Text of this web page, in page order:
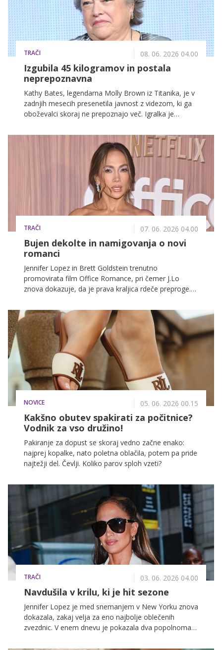
TRAČI 08. 06. 2026 04.00
Izgubila 45 kilogramov in postala
neprepoznavna
Kathy Bates, legendarna Molly Brown iz Titanika, je v
zadnjih mesecih presenetila javnost z videzom, ki ga
oboževalci skoraj ne prepoznajo več. Igralka je
preobrazbo, ki je postala ena najbolj komentiranih
tem na družbenih omrežjih.
TRAČI 07. 06. 2026 04.00
Bujen dekolte in namigovanja o novi
romanci
Jennifer Lopez in Brett Goldstein trenutno
promovirata film Office Romance, pri čemer J.Lo
znova dokazuje, da je prava kraljica rdeče preproge.
več pa v nadaljevanju.
NOVICE 05. 06. 2026 00.15
Kakšno obutev spakirati za počitnice?
Vodnik za vso družino!
Pakiranje za dopust se skoraj vedno začne enako:
najprej kopalke, nato poletna oblačila, potem pa pride
najtežji del. Čevlji. Koliko parov sploh vzeti?
TRAČI 03. 06. 2026 04.00
Navdušila v krilu, ki je hit sezone
Jennifer Lopez je med snemanjem v New Yorku znova
dokazala, zakaj velja za eno najbolje oblečenih
zvezdnic. V enem dnevu je pokazala dva popolnoma